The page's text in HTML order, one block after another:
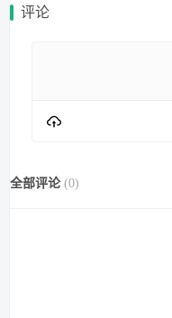
评论
全部评论 (0)